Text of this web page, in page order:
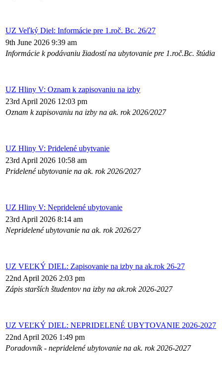
UZ Veľký Diel: Informácie pre 1.roč. Bc. 26/27
9th June 2026 9:39 am
Informácie k podávaniu žiadostí na ubytovanie pre 1.roč.Bc. štúdia
UZ Hliny V: Oznam k zapisovaniu na izby
23rd April 2026 12:03 pm
Oznam k zapisovaniu na izby na ak. rok 2026/2027
UZ Hliny V: Pridelené ubytvanie
23rd April 2026 10:58 am
Pridelené ubytovanie na ak. rok 2026/2027
UZ Hliny V: Nepridelené ubytovanie
23rd April 2026 8:14 am
Nepridelené ubytovanie na ak. rok 2026/27
UZ VEĽKÝ DIEL: Zapisovanie na izby na ak.rok 26-27
22nd April 2026 2:03 pm
Zápis starších študentov na izby na ak.rok 2026-2027
UZ VEĽKÝ DIEL: NEPRIDELENÉ UBYTOVANIE 2026-2027
22nd April 2026 1:49 pm
Poradovník - nepridelené ubytovanie na ak. rok 2026-2027